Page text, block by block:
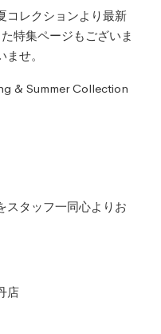
コレクションより最新
特集ページもございま
せ。
& Summer Collection
スタッフ一同心よりお
店